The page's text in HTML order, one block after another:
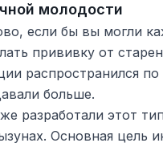
молодости
если бы вы могли
прививку от
распространился
больше.
разработали этот
Основная цель